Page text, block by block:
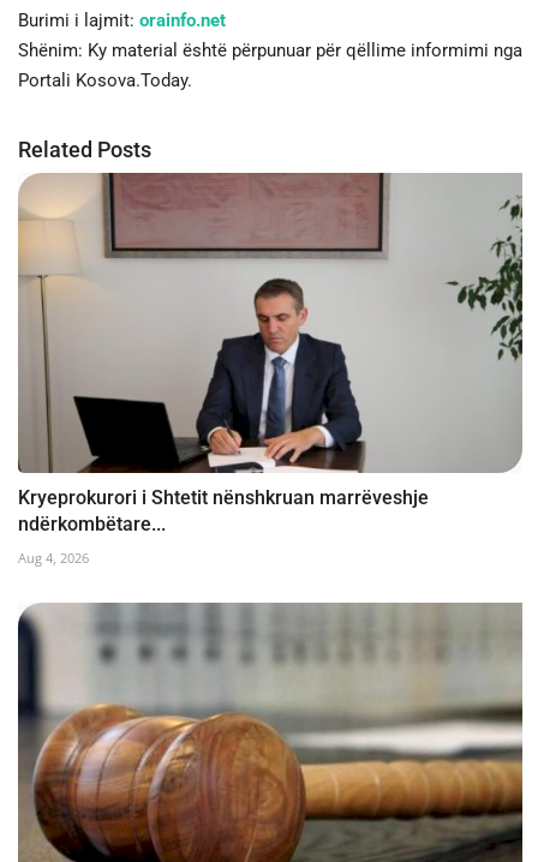
Burimi i lajmit: orainfo.net
Shënim: Ky material është përpunuar për qëllime informimi nga
Portali Kosova.Today.
Related Posts
Kryeprokurori i Shtetit nënshkruan marrëveshje
ndërkombëtare...
Aug 4, 2026